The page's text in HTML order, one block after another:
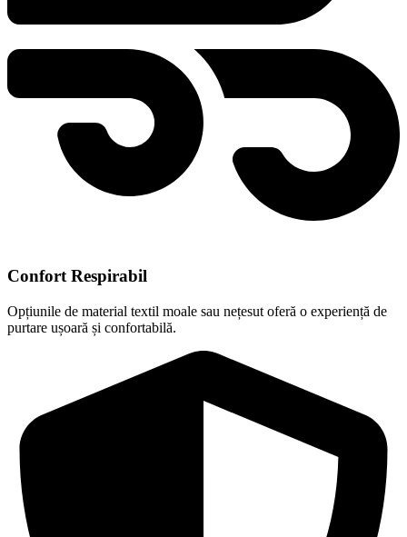
Confort Respirabil
Opțiunile de material textil moale sau nețesut oferă o experiență de
purtare ușoară și confortabilă.